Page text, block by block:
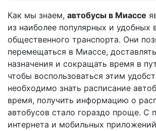
Как мы знаем, автобусы в Миассе
из наиболее популярных и удобных
общественного транспорта. Они
перемещаться в Миассе,
назначения и сокращать время в
чтобы воспользоваться этим
необходимо знать расписание
время, получить информацию о
автобусов стало гораздо проще. С
интернета и мобильных